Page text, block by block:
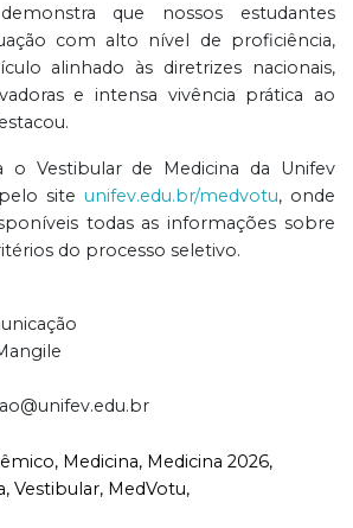
que nossos estudantes
com alto nível de proficiência,
alinhado às diretrizes nacionais,
e intensa vivência prática ao
o Vestibular de Medicina da Unifev
site unifev.edu.br/medvotu, onde
todas as informações sobre
do processo seletivo.
Medicina, Medicina 2026,
Vestibular, MedVotu,